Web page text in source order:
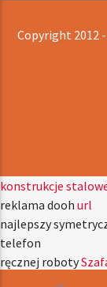
Copyright 2012
konstrukcje
reklama dooh url
najlepszy
telefon
ręcznej roboty